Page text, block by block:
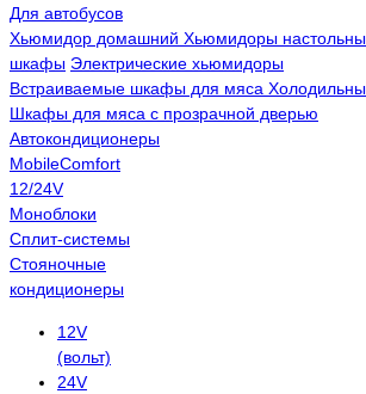
Для автобусов
Хьюмидор домашний Хьюмидоры
шкафы Электрические хьюмидоры
Встраиваемые шкафы для мяса
Шкафы для мяса с прозрачной дверью
Автокондиционеры
MobileComfort
12/24V
Моноблоки
Сплит-системы
Стояночные
кондиционеры
12V
(вольт)
24V